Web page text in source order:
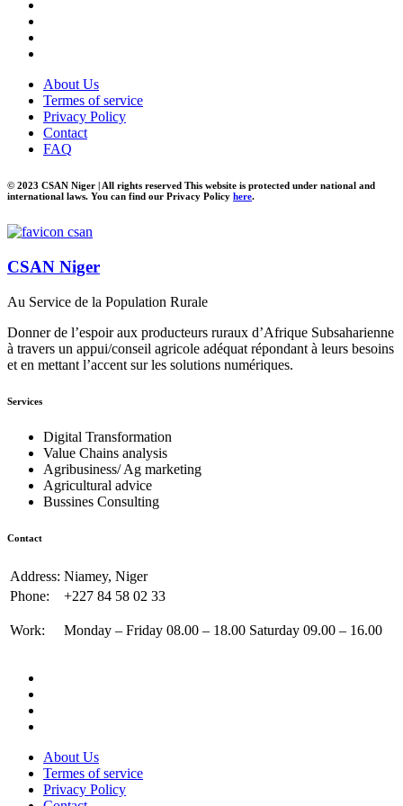
About Us
Termes of service
Privacy Policy
Contact
FAQ
© 2023 CSAN Niger | All rights reserved This website is protected under national and
international laws. You can find our Privacy Policy here.
CSAN Niger
Au Service de la Population Rurale
Donner de l’espoir aux producteurs ruraux d’Afrique Subsaharienne
à travers un appui/conseil agricole adéquat répondant à leurs besoins
et en mettant l’accent sur les solutions numériques.
Services
Digital Transformation
Value Chains analysis
Agribusiness/ Ag marketing
Agricultural advice
Bussines Consulting
Contact
Address: Niamey, Niger
Phone:
+227 84 58 02 33
Work: Monday – Friday 08.00 – 18.00 Saturday 09.00 – 16.00
About Us
Termes of service
Privacy Policy